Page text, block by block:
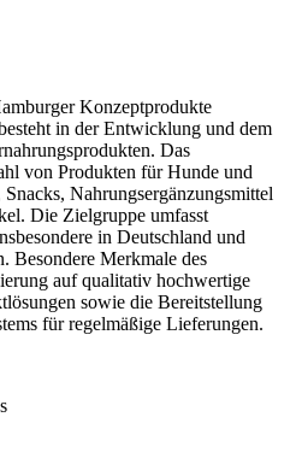
Konzeptprodukte
in der Entwicklung und dem
Das
von Produkten für Hunde und
Nahrungsergänzungsmittel
Die Zielgruppe umfasst
in Deutschland und
Besondere Merkmale des
auf qualitativ hochwertige
sowie die Bereitstellung
für regelmäßige Lieferungen.